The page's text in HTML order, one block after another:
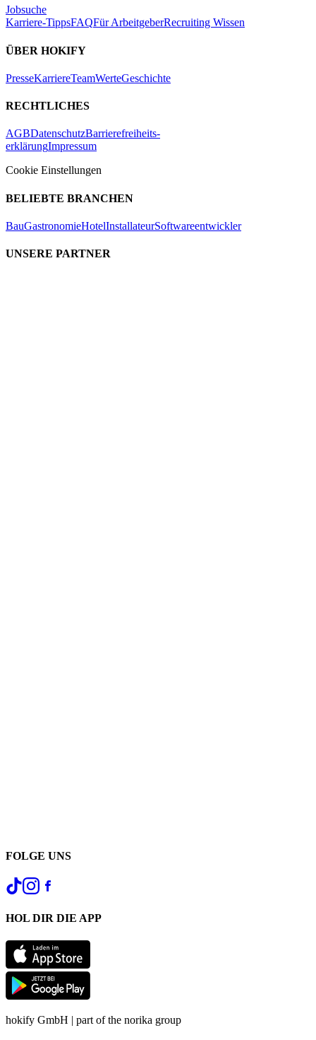
Jobsuche
Karriere-TippsFAQFür ArbeitgeberRecruiting Wissen
ÜBER HOKIFY
PresseKarriereTeamWerteGeschichte
RECHTLICHES
AGBDatenschutzBarrierefreiheits-
erklärungImpressum
Cookie Einstellungen
BELIEBTE BRANCHEN
BauGastronomieHotelInstallateurSoftwareentwickler
UNSERE PARTNER
FOLGE UNS
HOL DIR DIE APP
hokify GmbH | part of the norika group